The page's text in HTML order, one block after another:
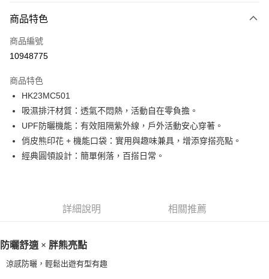
Apple Pay
街口支付
ATM付款
運送方式
一般全家取貨
每筆NT$100
7-11超取(2000以上免運)
每筆NT$100，滿NT$2,000(含以上)免運費
商品特色
商品編號
10948775
商品特色
HK23MC501
吸濕排汗材質：透氣不悶熱，活動自在零負擔。
UPF防曬機能：有效阻隔紫外線，戶外活動安心穿著。
俏皮熊印花 + 機能口袋：實用與趣味兼具，增添穿搭亮點。
經典圓領設計：簡單俐落，百搭日常。
詳細說明 相關推薦
防曬舒適 × 胖熊亮點
涼感防曬，輕鬆出遊有型有趣